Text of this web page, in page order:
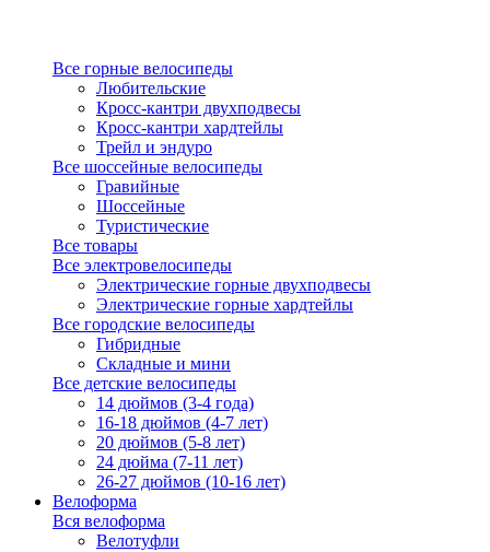
Все горные велосипеды
Любительские
Кросс-кантри двухподвесы
Кросс-кантри хардтейлы
Трейл и эндуро
Все шоссейные велосипеды
Гравийные
Шоссейные
Туристические
Все товары
Все электровелосипеды
Электрические горные двухподвесы
Электрические горные хардтейлы
Все городские велосипеды
Гибридные
Складные и мини
Все детские велосипеды
14 дюймов (3-4 года)
16-18 дюймов (4-7 лет)
20 дюймов (5-8 лет)
24 дюйма (7-11 лет)
26-27 дюймов (10-16 лет)
Велоформа
Вся велоформа
Велотуфли